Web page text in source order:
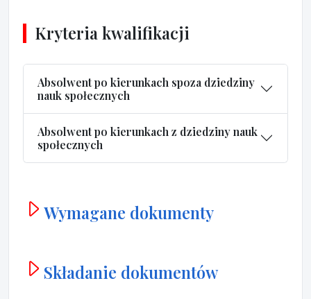
Kryteria kwalifikacji
Absolwent po kierunkach spoza dziedziny
nauk społecznych
Absolwent po kierunkach z dziedziny nauk
społecznych
Wymagane dokumenty
Składanie dokumentów